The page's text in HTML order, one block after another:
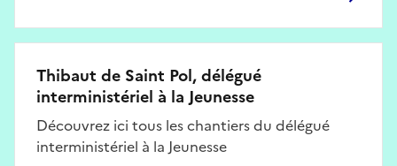
Thibaut de Saint Pol, délégué
interministériel à la Jeunesse
Découvrez ici tous les chantiers du délégué
interministériel à la Jeunesse